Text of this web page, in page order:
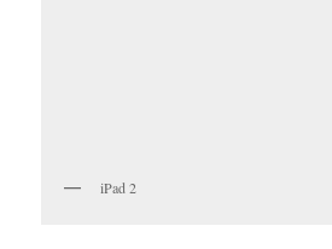
iPad 2